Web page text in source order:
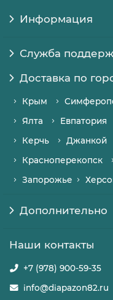
Информация
Служба
Доставка по
Крым
Ялта
Евпатория
Керчь
Джанкой
Красноперекопск
Запорожье
Дополнительно
Наши контакты
+7 (978) 900-59-35
info@diapazon82.ru